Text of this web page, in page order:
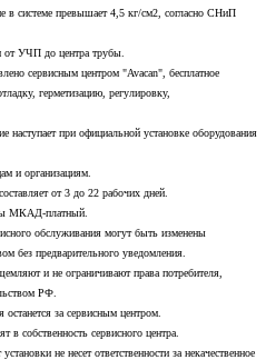
в системе превышает 4,5 кг/см2, согласно СНиП
от УЧП до центра трубы.
сервисным центром "Avacan", бесплатное
герметизацию, регулировку,
наступает при официальной установке оборудования
и организациям.
от 3 до 22 рабочих дней.
МКАД-платный.
обслуживания могут быть изменены
без предварительного уведомления.
и не ограничивают права потребителя,
РФ.
за сервисным центром.
в собственность сервисного центра.
не несет ответственности за некачественное